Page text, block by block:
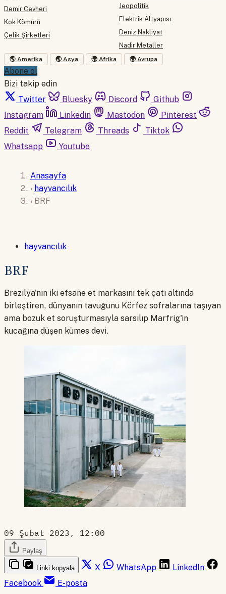
Demir Cevheri
Kok Kömürü
Çelik Şirketleri
Jeopolitik
Elektrik Altyapısı
Deniz Nakliyat
Nadir Metaller
🌎 Amerika 🌏 Asya 🌍 Afrika 🌍 Avrupa
Abone ol
Bizi takip edin
Twitter
Bluesky Discord
Github
Instagram
Linkedin Mastodon
Pinterest
Reddit
Telegram Threads
Tiktok
Whatsapp
Youtube
Anasayfa
› hayvancılık
› BRF
hayvancılık
BRF
Brezilya'nın iki efsane et markasını tek çatı altında
birleştiren, dünyanın tavuğunu Körfez sofralarına taşıyan
ama bozuk et soruşturmasıyla sarsılıp Marfrig'in
kucağına düşen kümes devi.
09 Şubat 2023, 12:00
Paylaş
Linki kopyala X WhatsApp
LinkedIn
Facebook
E-posta